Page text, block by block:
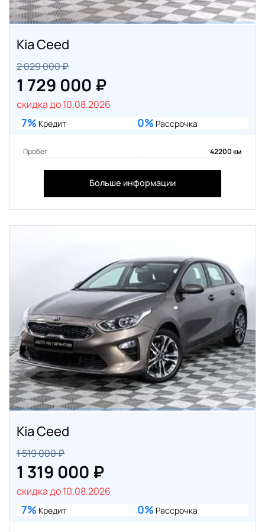
Kia Ceed
2 029 000 ₽
1 729 000 ₽
скидка до 10.08.2026
7% Кредит 0% Рассрочка
Пробег 42200 км
Больше информации
Kia Ceed
1 519 000 ₽
1 319 000 ₽
скидка до 10.08.2026
7% Кредит 0% Рассрочка